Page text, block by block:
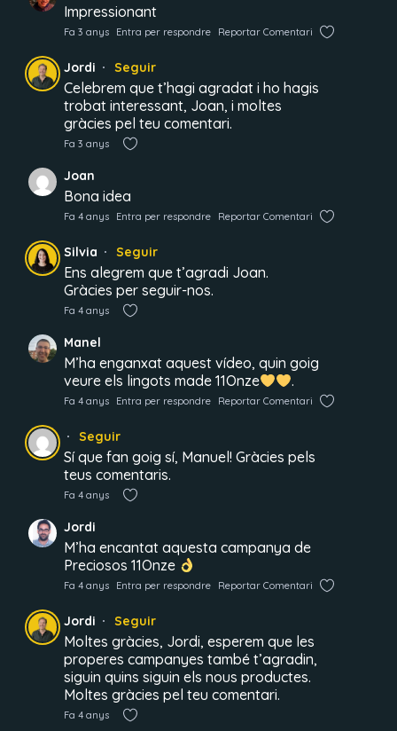
Impressionant
Fa 3 anys Entra per respondre Reportar Comentari
Jordi Seguir
Celebrem que t’hagi agradat i ho hagis
trobat interessant, Joan, i moltes
gràcies pel teu comentari.
Fa 3 anys
Joan
Bona idea
Fa 4 anys Entra per respondre Reportar Comentari
Silvia Seguir
Ens alegrem que t’agradi Joan.
Gràcies per seguir-nos.
Fa 4 anys
Manel
M’ha enganxat aquest vídeo, quin goig
veure els lingots made 11Onze
.
Fa 4 anys Entra per respondre Reportar Comentari
Seguir
Sí que fan goig sí, Manuel! Gràcies pels
teus comentaris.
Fa 4 anys
Jordi
M’ha encantat aquesta campanya de
Preciosos 11Onze
Fa 4 anys Entra per respondre Reportar Comentari
Jordi Seguir
Moltes gràcies, Jordi, esperem que les
properes campanyes també t’agradin,
siguin quins siguin els nous productes.
Moltes gràcies pel teu comentari.
Fa 4 anys